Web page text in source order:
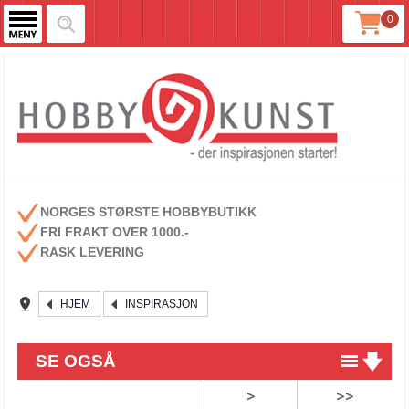
0
NORGES STØRSTE HOBBYBUTIKK
FRI FRAKT OVER 1000.-
RASK LEVERING
HJEM INSPIRASJON
SE OGSÅ
> >>